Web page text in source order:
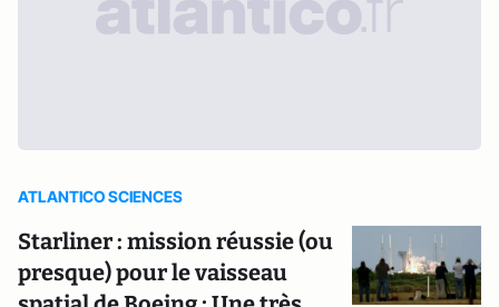
ATLANTICO SCIENCES
Starliner : mission réussie (ou
presque) pour le vaisseau